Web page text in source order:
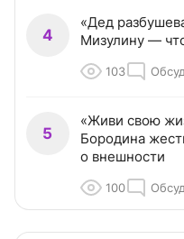
4
«Дед
Мизулину —
103
5
«Живи свою
Бородина
о внешности
100